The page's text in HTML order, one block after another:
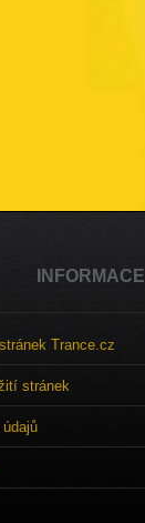
INFORMACE
Trance.cz
stránek